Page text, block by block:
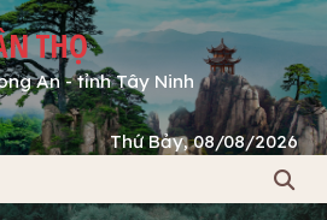
THỌ
An - tỉnh Tây Ninh
Thứ Bảy, 08/08/2026